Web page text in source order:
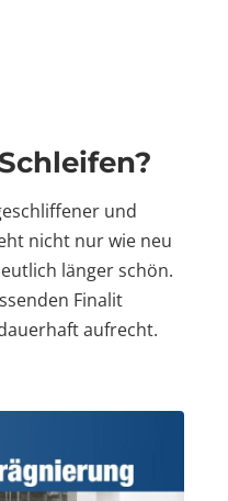
und
nicht nur wie neu
länger schön.
Finalit
aufrecht.